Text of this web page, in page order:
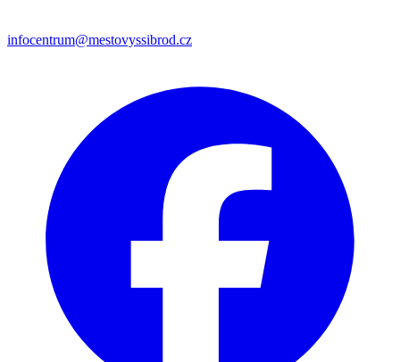
infocentrum@mestovyssibrod.cz